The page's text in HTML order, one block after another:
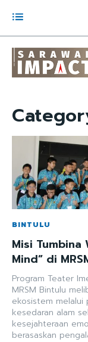
BINTULU
Misi Tumbina
Mind” di
Program Teater
MRSM Bintulu
ekosistem melalui
kesedaran alam
kesejahteraan
berasaskan